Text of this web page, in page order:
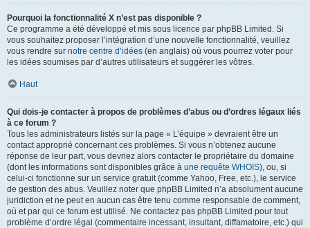
Pourquoi la fonctionnalité X n’est pas disponible ?
Ce programme a été développé et mis sous licence par phpBB Limited. Si
vous souhaitez proposer l’intégration d’une nouvelle fonctionnalité, veuillez
vous rendre sur notre centre d’idées (en anglais) où vous pourrez voter pour
les idées soumises par d’autres utilisateurs et suggérer les vôtres.
Haut
Qui dois-je contacter à propos de problèmes d’abus ou d’ordres légaux liés
à ce forum ?
Tous les administrateurs listés sur la page « L’équipe » devraient être un
contact approprié concernant ces problèmes. Si vous n’obtenez aucune
réponse de leur part, vous devriez alors contacter le propriétaire du domaine
(dont les informations sont disponibles grâce à une requête WHOIS), ou, si
celui-ci fonctionne sur un service gratuit (comme Yahoo, Free, etc.), le service
de gestion des abus. Veuillez noter que phpBB Limited n’a absolument aucune
juridiction et ne peut en aucun cas être tenu comme responsable de comment,
où et par qui ce forum est utilisé. Ne contactez pas phpBB Limited pour tout
problème d’ordre légal (commentaire incessant, insultant, diffamatoire, etc.) qui